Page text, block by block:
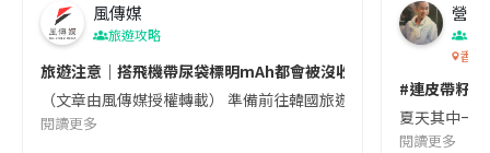
風傳媒
旅遊攻略
旅遊注意｜搭飛機帶尿袋標明mAh都會被沒收😱出發前切記檢查
（文章由風傳媒授權轉載） 準備前往韓國旅遊的民眾，近期要
閱讀更多
營養
香港
#連皮帶籽
夏天其中一
閱讀更多